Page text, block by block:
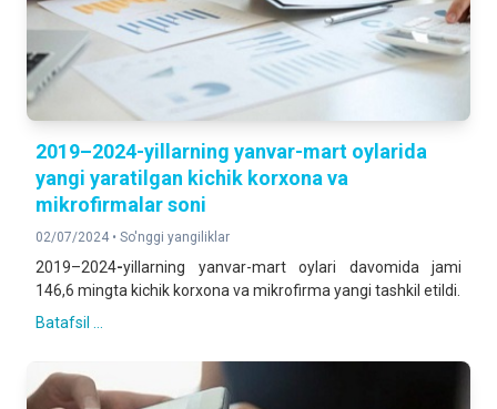
2019–2024-yillarning yanvar-mart oylarida
yangi yaratilgan kichik korxona va
mikrofirmalar soni
02/07/2024 • So'nggi yangiliklar
2019–2024-yillarning yanvar-mart oylari davomida jami
146,6 mingta kichik korxona va mikrofirma yangi tashkil etildi.
Batafsil ...